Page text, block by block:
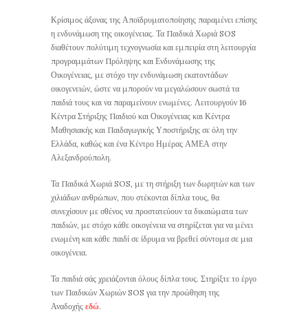
Κρίσιμος άξονας της Αποϊδρυματοποίησης παραμένει επίσης
η ενδυνάμωση της οικογένειας. Τα Παιδικά Χωριά SOS
διαθέτουν πολύτιμη τεχνογνωσία και εμπειρία στη λειτουργία
προγραμμάτων Πρόληψης και Ενδυνάμωσης της
Οικογένειας, με στόχο την ενδυνάμωση εκατοντάδων
οικογενειών, ώστε να μπορούν να μεγαλώσουν σωστά τα
παιδιά τους και να παραμείνουν ενωμένες. Λειτουργούν 16
Κέντρα Στήριξης Παιδιού και Οικογένειας και Κέντρα
Μαθησιακής και Παιδαγωγικής Υποστήριξης σε όλη την
Ελλάδα, καθώς και ένα Κέντρο Ημέρας ΑΜΕΑ στην
Αλεξανδρούπολη.
Τα Παιδικά Χωριά SOS, με τη στήριξη των δωρητών και των
χιλιάδων ανθρώπων, που στέκονται δίπλα τους, θα
συνεχίσουν με σθένος να προστατεύουν τα δικαιώματα των
παιδιών, με στόχο κάθε οικογένεια να στηρίζεται για να μένει
ενωμένη και κάθε παιδί σε ίδρυμα να βρεθεί σύντομα σε μια
οικογένεια.
Τα παιδιά σάς χρειάζονται όλους δίπλα τους. Στηρίξτε το έργο
των Παιδικών Χωριών SOS για την προώθηση της
Αναδοχής εδώ.